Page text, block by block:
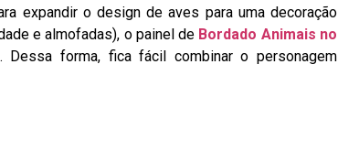
expandir o design de aves para uma decoração
e almofadas), o painel de Bordado Animais no
forma, fica fácil combinar o personagem